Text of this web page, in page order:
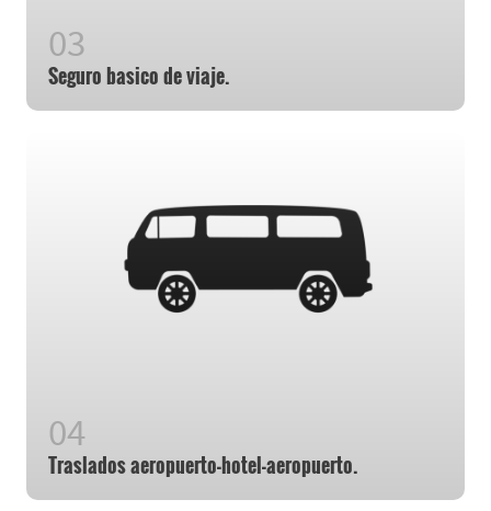
Seguro basico de viaje.
Traslados aeropuerto-hotel-aeropuerto.